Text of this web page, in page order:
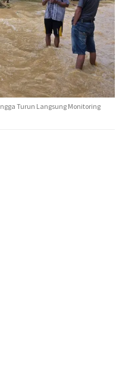
Turun Langsung Monitoring